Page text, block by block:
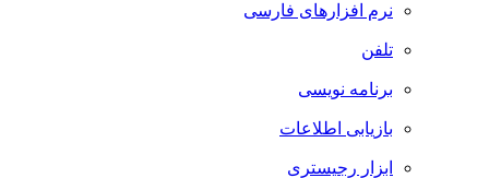
نرم افزارهای فارسی
تلفن
برنامه نویسی
بازیابی اطلاعات
ابزار رجیستری